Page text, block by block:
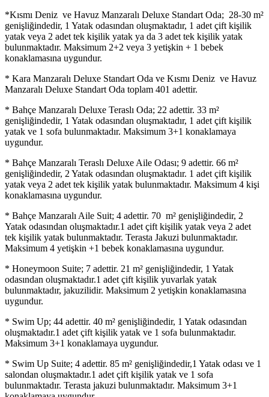
*Kısmı Deniz ve Havuz Manzaralı Deluxe Standart Oda; 28-30 m²
genişliğindedir, 1 Yatak odasından oluşmaktadır, 1 adet çift kişilik
yatak veya 2 adet tek kişilik yatak ya da 3 adet tek kişilik yatak
bulunmaktadır. Maksimum 2+2 veya 3 yetişkin + 1 bebek
konaklamasına uygundur.
* Kara Manzaralı Deluxe Standart Oda ve Kısmı Deniz ve Havuz
Manzaralı Deluxe Standart Oda toplam 401 adettir.
* Bahçe Manzaralı Deluxe Teraslı Oda; 22 adettir. 33 m²
genişliğindedir, 1 Yatak odasından oluşmaktadır, 1 adet çift kişilik
yatak ve 1 sofa bulunmaktadır. Maksimum 3+1 konaklamaya
uygundur.
* Bahçe Manzaralı Teraslı Deluxe Aile Odası; 9 adettir. 66 m²
genişliğindedir, 2 Yatak odasından oluşmaktadır. 1 adet çift kişilik
yatak veya 2 adet tek kişilik yatak bulunmaktadır. Maksimum 4 kişi
konaklamasına uygundur.
* Bahçe Manzaralı Aile Suit; 4 adettir. 70 m² genişliğindedir, 2
Yatak odasından oluşmaktadır.1 adet çift kişilik yatak veya 2 adet
tek kişilik yatak bulunmaktadır. Terasta Jakuzi bulunmaktadır.
Maksimum 4 yetişkin +1 bebek konaklamasına uygundur.
* Honeymoon Suite; 7 adettir. 21 m² genişliğindedir, 1 Yatak
odasından oluşmaktadır.1 adet çift kişilik yuvarlak yatak
bulunmaktadır, jakuzilidir. Maksimum 2 yetişkin konaklamasına
uygundur.
* Swim Up; 44 adettir. 40 m² genişliğindedir, 1 Yatak odasından
oluşmaktadır.1 adet çift kişilik yatak ve 1 sofa bulunmaktadır.
Maksimum 3+1 konaklamaya uygundur.
* Swim Up Suite; 4 adettir. 85 m² genişliğindedir,1 Yatak odası ve 1
salondan oluşmaktadır.1 adet çift kişilik yatak ve 1 sofa
bulunmaktadır. Terasta jakuzi bulunmaktadır. Maksimum 3+1